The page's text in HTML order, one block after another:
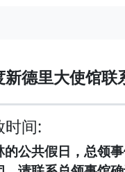
新德里大使馆联
时间:
公共假日，总领